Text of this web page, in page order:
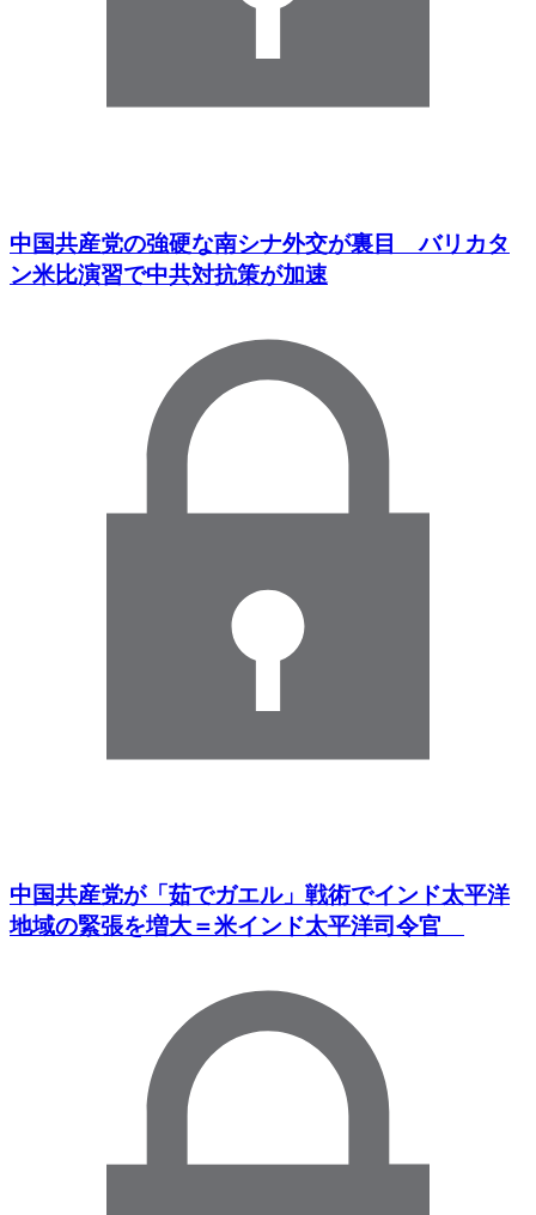
中国共産党の強硬な南シナ外交が裏目 バリカタ
ン米比演習で中共対抗策が加速
中国共産党が「茹でガエル」戦術でインド太平洋
地域の緊張を増大＝米インド太平洋司令官